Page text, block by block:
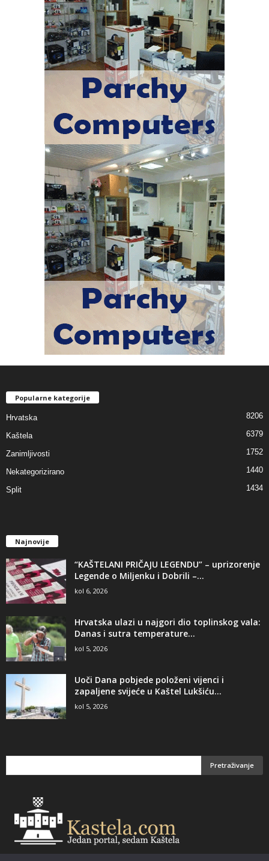
Popularne kategorije
Hrvatska 8206
Kaštela 6379
Zanimljivosti 1752
Nekategorizirano 1440
Split 1434
Najnovije
“KAŠTELANI PRIČAJU LEGENDU” – uprizorenje
Legende o Miljenku i Dobrili –...
kol 6, 2026
Hrvatska ulazi u najgori dio toplinskog vala:
Danas i sutra temperature...
kol 5, 2026
Uoči Dana pobjede položeni vijenci i
zapaljene svijeće u Kaštel Lukšiću...
kol 5, 2026